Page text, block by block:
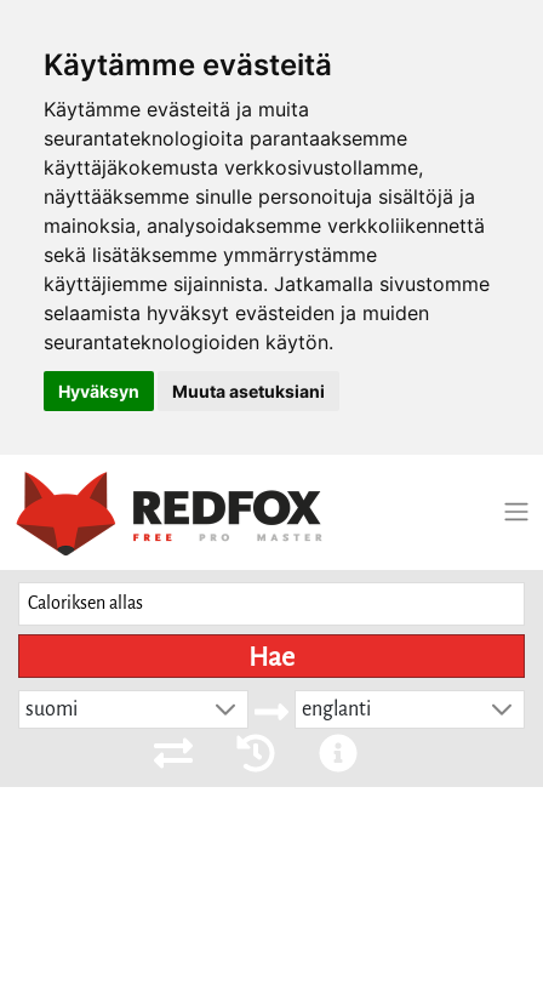
Käytämme evästeitä
Käytämme evästeitä ja muita
seurantateknologioita parantaaksemme
käyttäjäkokemusta verkkosivustollamme,
näyttääksemme sinulle personoituja sisältöjä ja
mainoksia, analysoidaksemme verkkoliikennettä
sekä lisätäksemme ymmärrystämme
käyttäjiemme sijainnista. Jatkamalla sivustomme
selaamista hyväksyt evästeiden ja muiden
seurantateknologioiden käytön.
Hyväksyn Muuta asetuksiani
Hae
suomi englanti